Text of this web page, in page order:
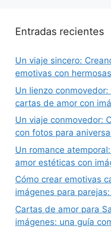
Entradas recientes
Un viaje sincero:
emotivas con
Un lienzo
cartas de amor con
Un viaje conmovedor:
con fotos para
Un romance
amor estéticas con
Cómo crear emotivas
imágenes para
Cartas de amor para
imágenes: una guía